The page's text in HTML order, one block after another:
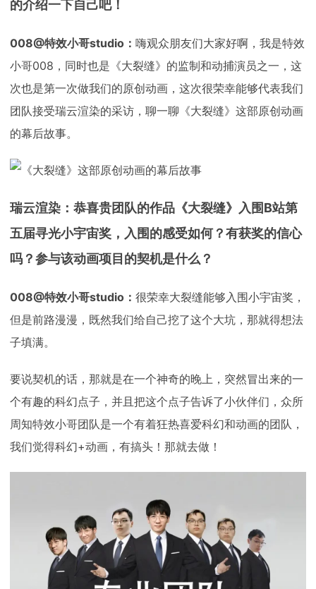
的介绍一下自己吧！
008@特效小哥studio： 嗨观众朋友们大家好啊，我是特效
小哥008，同时也是《大裂缝》的监制和动捕演员之一，这
次也是第一次做我们的原创动画，这次很荣幸能够代表我们
团队接受瑞云渲染的采访，聊一聊《大裂缝》这部原创动画
的幕后故事。
瑞云渲染：恭喜贵团队的作品《大裂缝》入围B站第
五届寻光小宇宙奖，入围的感受如何？有获奖的信心
吗？参与该动画项目的契机是什么？
008@特效小哥studio： 很荣幸大裂缝能够入围小宇宙奖，
但是前路漫漫，既然我们给自己挖了这个大坑，那就得想法
子填满。
要说契机的话，那就是在一个神奇的晚上，突然冒出来的一
个有趣的科幻点子，并且把这个点子告诉了小伙伴们，众所
周知特效小哥团队是一个有着狂热喜爱科幻和动画的团队，
我们觉得科幻+动画，有搞头！那就去做！